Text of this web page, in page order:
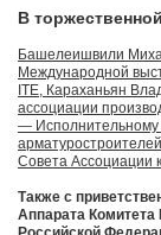
В
Башелеишвили
Международной
ITE, Караханьян
ассоциации
— Исполнительному
Совета Ассоциации
Также с
Аппарата